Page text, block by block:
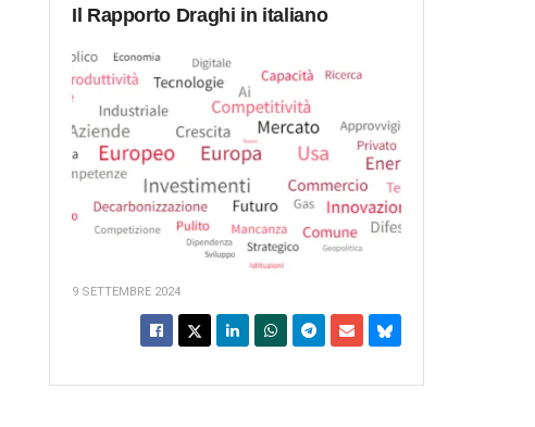
Il Rapporto Draghi in italiano
9 SETTEMBRE 2024